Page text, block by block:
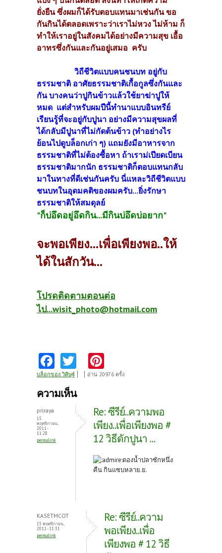
ยั่งยืน ซึ่งผมก็ได้รับตอบแทนมาเช่นกัน ขอ
กันกินได้ตลอดเพราะว่าเราไม่หวง ไม่ห้าม ก็
ทำให้เราอยู่ในสังคมได้อย่างมีความสุข เอื้อ
อาทรซึ่งกันและกันอยู่เสมอ ครับ
วิถีชีวิตแบบคนชนบท อยู่กับ
ธรรมชาติ อาศัยธรรมชาติเกื้อกูลซึ่งกันและ
กัน บางคนว่าปูกินข้าวแล้วใช้ยาฆ่าปูให้
หมด แต่สำหรับผมปีนี้ทำนาแบบอินทรีย์
เรียนรู้ที่จะอยู่กับปูนา อย่างมีความสุขผลที่
ได้กลับมีปูนาที่ไม่กัดต้นข้าว (ทำอย่างไร
ย้อนไปดูบล็อกเก่า ๆ) แถมยังมีอาหารจาก
ธรรมชาติที่ไม่ต้องซื้อหา ถ้าเราม่เปียดเบียน
ธรรมชาติมากนัก ธรรมชาติก็ตอบแทนกลับ
มาในทางที่ดีเช่นกันครับ นี่แหละวิถีชีวิตแบบ
ชนบทในอุดมคติของผมครับ...ยิ่งรักษา
ธรรมชาติให้สมดุลย์
"ก็บ่อึดอยู่อึดกิน...มีกินบ่อึดบ่อยาก"
จะพอเพียง...เพื่อเพียงพอ..ให้
ได้ในสักวัน...
โปรดติดตามตอนต่อ
ไป...wisit_photo@hotmail.com
Fa
ce
b
o
k
w
itt
nt
es
t
บล็อกของ วิศิษฐ์ อ่าน 20976 ครั้ง
ความเห็น
priraya
15
พฤศจิกายน,
2011 -
11:28
permalink
Re: ซีรีย์..ความพอ
เพียง..เพื่อเพียงพอ #
12 วิธีดักปูนา ...
ดองน้ำปลาซักหนึ่ง
คืน กินแซบหลาย.ย.
KASETMCOT
15 พฤศจิกายน,
2011 - 11:31
permalink
Re: ซีรีย์..ความ
พอเพียง..เพื่อ
เพียงพอ # 12 วิธี